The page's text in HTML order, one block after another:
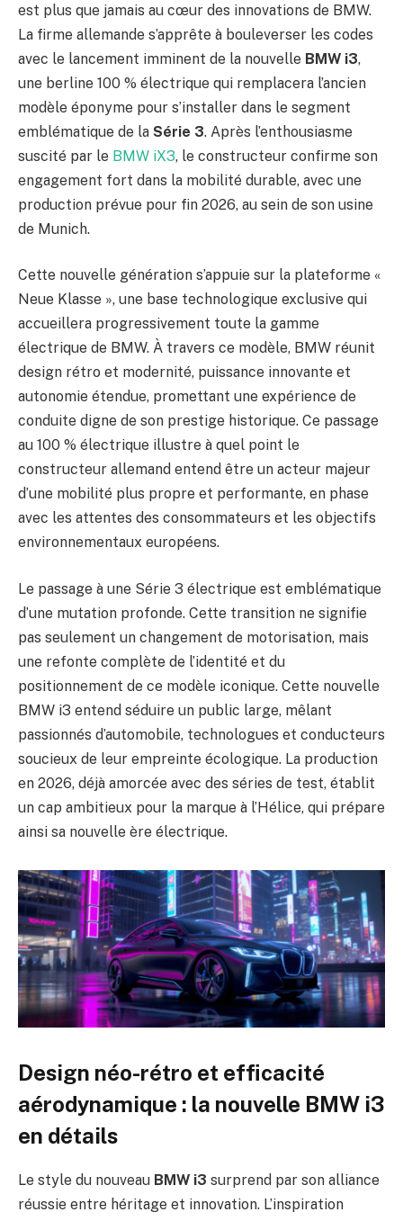
est plus que jamais au cœur des innovations de BMW.
La firme allemande s’apprête à bouleverser les codes
avec le lancement imminent de la nouvelle BMW i3,
une berline 100 % électrique qui remplacera l’ancien
modèle éponyme pour s’installer dans le segment
emblématique de la Série 3. Après l’enthousiasme
suscité par le BMW iX3, le constructeur confirme son
engagement fort dans la mobilité durable, avec une
production prévue pour fin 2026, au sein de son usine
de Munich.
Cette nouvelle génération s’appuie sur la plateforme «
Neue Klasse », une base technologique exclusive qui
accueillera progressivement toute la gamme
électrique de BMW. À travers ce modèle, BMW réunit
design rétro et modernité, puissance innovante et
autonomie étendue, promettant une expérience de
conduite digne de son prestige historique. Ce passage
au 100 % électrique illustre à quel point le
constructeur allemand entend être un acteur majeur
d’une mobilité plus propre et performante, en phase
avec les attentes des consommateurs et les objectifs
environnementaux européens.
Le passage à une Série 3 électrique est emblématique
d’une mutation profonde. Cette transition ne signifie
pas seulement un changement de motorisation, mais
une refonte complète de l’identité et du
positionnement de ce modèle iconique. Cette nouvelle
BMW i3 entend séduire un public large, mêlant
passionnés d’automobile, technologues et conducteurs
soucieux de leur empreinte écologique. La production
en 2026, déjà amorcée avec des séries de test, établit
un cap ambitieux pour la marque à l’Hélice, qui prépare
ainsi sa nouvelle ère électrique.
Design néo-rétro et efficacité
aérodynamique : la nouvelle BMW i3
en détails
Le style du nouveau BMW i3 surprend par son alliance
réussie entre héritage et innovation. L’inspiration